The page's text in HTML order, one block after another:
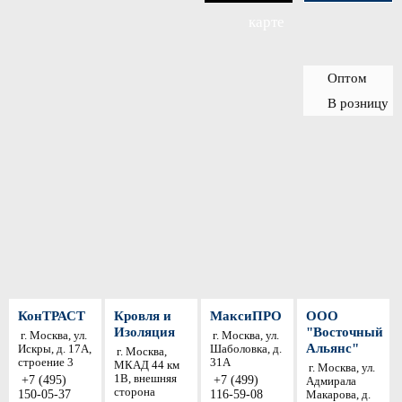
Оптом
В розницу
КонТРАСТ
г. Москва, ул.
Искры, д. 17А,
строение 3
+7 (495)
150-05-37
Кровля и
Изоляция
г. Москва,
МКАД 44 км
1В, внешняя
сторона
МаксиПРО
г. Москва, ул.
Шаболовка, д.
31A
+7 (499)
116-59-08
ООО
"Восточный
Альянс"
г. Москва, ул.
Адмирала
Макарова, д.